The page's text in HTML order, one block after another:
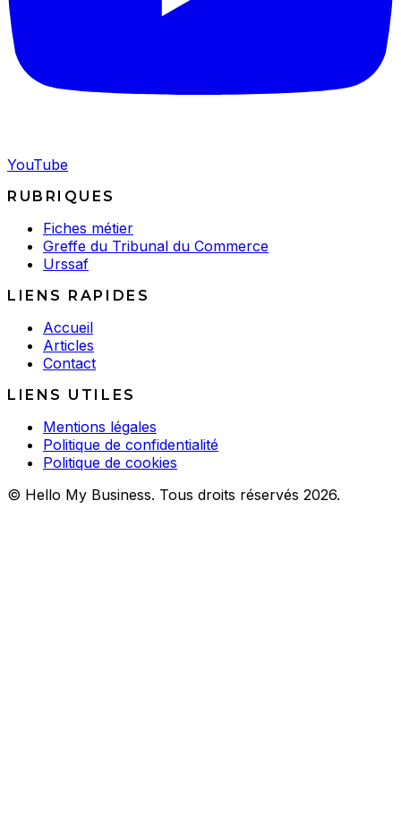
YouTube
RUBRIQUES
Fiches métier
Greffe du Tribunal du Commerce
Urssaf
LIENS RAPIDES
Accueil
Articles
Contact
LIENS UTILES
Mentions légales
Politique de confidentialité
Politique de cookies
© Hello My Business. Tous droits réservés 2026.